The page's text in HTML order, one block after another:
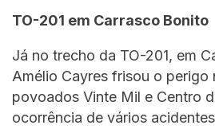
TO-201 em Carrasco Bonito
Já no trecho da TO-201, em
Amélio Cayres frisou o perigo
povoados Vinte Mil e Centro
ocorrência de vários